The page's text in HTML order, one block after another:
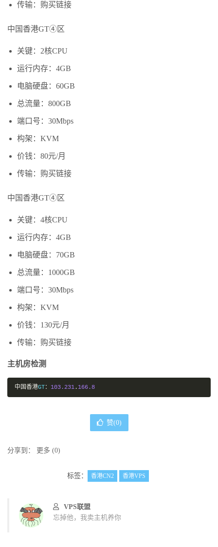
传输：购买链接
中国香港GT④区
关键：2核CPU
运行内存：4GB
电脑硬盘：60GB
总流量：800GB
端口号：30Mbps
构架：KVM
价钱：80元/月
传输：购买链接
中国香港GT④区
关键：4核CPU
运行内存：4GB
电脑硬盘：70GB
总流量：1000GB
端口号：30Mbps
构架：KVM
价钱：130元/月
传输：购买链接
主机房检测
中国香港GT： 103.231 . 166.8
赞(0)
分享到： 更多 (0)
标签： 香港CN2 香港VPS
VPS联盟
忘掉他，我卖主机养你